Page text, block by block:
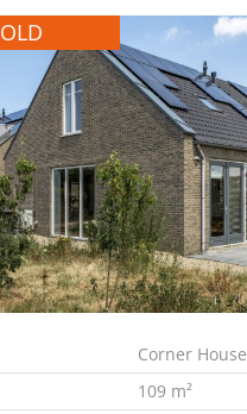
Corner House
109 m²